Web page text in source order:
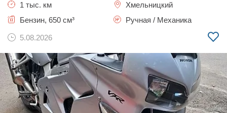
1 тыс. км
Хмельницкий
Бензин, 650 см³
Ручная / Механика
5.08.2026